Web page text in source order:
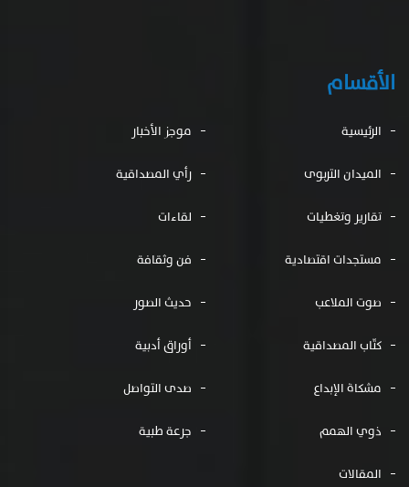
الأقسام
الرئيسية موجز الأخبار
الميدان التربوى رأي المصداقية
تقارير وتغطيات لقاءات
مستجدات اقتصادية فن وثقافة
صوت الملاعب حديث الصور
كتّاب المصداقية أوراق أدبية
مشكاة الإبداع صدى التواصل
ذوي الهمم جرعة طبية
المقالات